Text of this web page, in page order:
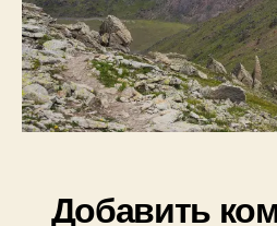
Добавить